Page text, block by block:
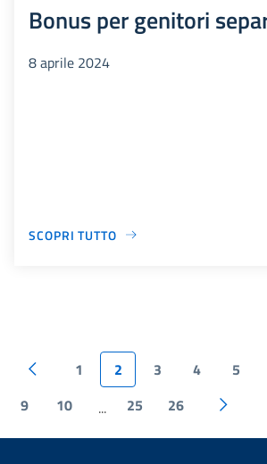
Bonus per genitori
8 aprile 2024
SCOPRI TUTTO
1 2 3 4 5
9
10 ... 25 26